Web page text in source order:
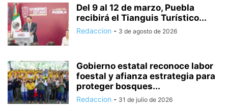
Del 9 al 12 de marzo, Puebla
recibirá el Tianguis Turístico...
Redaccion - 3 de agosto de 2026
Gobierno estatal reconoce labor
foestal y afianza estrategia para
proteger bosques...
Redaccion - 31 de julio de 2026